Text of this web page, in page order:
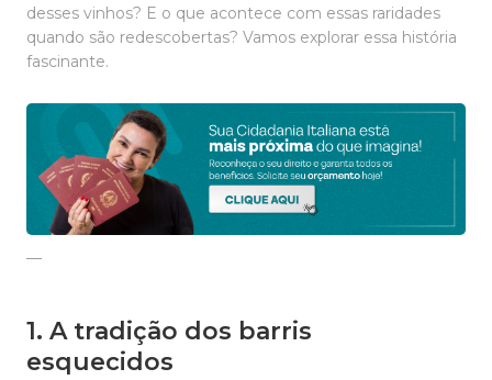
desses vinhos? E o que acontece com essas raridades
quando são redescobertas? Vamos explorar essa história
fascinante.
—
1. A tradição dos barris
esquecidos